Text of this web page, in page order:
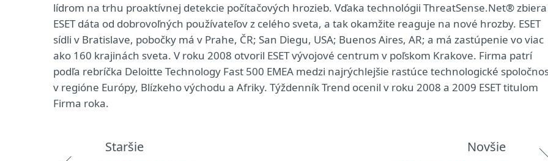
lídrom na trhu proaktívnej detekcie počítačových hrozieb. Vďaka technológii ThreatSense.Net® zbiera
ESET dáta od dobrovoľných používateľov z celého sveta, a tak okamžite reaguje na nové hrozby. ESET
sídli v Bratislave, pobočky má v Prahe, ČR; San Diegu, USA; Buenos Aires, AR; a má zastúpenie vo viac
ako 160 krajinách sveta. V roku 2008 otvoril ESET vývojové centrum v poľskom Krakove. Firma patrí
podľa rebríčka Deloitte Technology Fast 500 EMEA medzi najrýchlejšie rastúce technologické
v regióne Európy, Blízkeho východu a Afriky. Týždenník Trend ocenil v roku 2008 a 2009 ESET titulom
Firma roka.
Staršie Novšie